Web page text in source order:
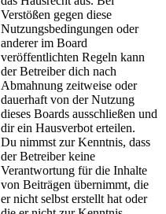
Verstößen gegen diese
Nutzungsbedingungen oder
anderer im Board
veröffentlichten Regeln kann
der Betreiber dich nach
Abmahnung zeitweise oder
dauerhaft von der Nutzung
dieses Boards ausschließen und
dir ein Hausverbot erteilen.
Du nimmst zur Kenntnis, dass
der Betreiber keine
Verantwortung für die Inhalte
von Beiträgen übernimmt, die
er nicht selbst erstellt hat oder